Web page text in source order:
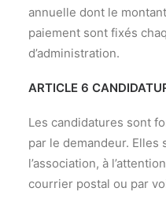
annuelle dont le
paiement sont fixés
d’administration.
ARTICLE 6
Les candidatures sont
par le demandeur. Elles
l’association, à
courrier postal ou par